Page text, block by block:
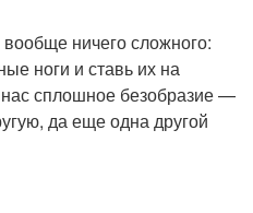
ничего сложного:
ноги и ставь их на
сплошное безобразие —
да еще одна другой